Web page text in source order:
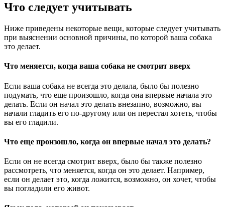
Что следует учитывать
Ниже приведены некоторые вещи, которые следует учитывать
при выяснении основной причины, по которой ваша собака
это делает.
Что меняется, когда ваша собака не смотрит вверх
Если ваша собака не всегда это делала, было бы полезно
подумать, что еще произошло, когда она впервые начала это
делать. Если он начал это делать внезапно, возможно, вы
начали гладить его по-другому или он перестал хотеть, чтобы
вы его гладили.
Что еще произошло, когда он впервые начал это делать?
Если он не всегда смотрит вверх, было бы также полезно
рассмотреть, что меняется, когда он это делает. Например,
если он делает это, когда ложится, возможно, он хочет, чтобы
вы погладили его живот.